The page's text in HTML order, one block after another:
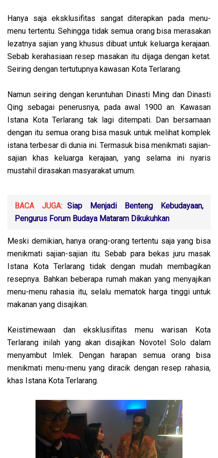
Hanya saja eksklusifitas sangat diterapkan pada menu-
menu tertentu. Sehingga tidak semua orang bisa merasakan
lezatnya sajian yang khusus dibuat untuk keluarga kerajaan.
Sebab kerahasiaan resep masakan itu dijaga dengan ketat.
Seiring dengan tertutupnya kawasan Kota Terlarang.
Namun seiring dengan keruntuhan Dinasti Ming dan Dinasti
Qing sebagai penerusnya, pada awal 1900 an. Kawasan
Istana Kota Terlarang tak lagi ditempati. Dan bersamaan
dengan itu semua orang bisa masuk untuk melihat komplek
istana terbesar di dunia ini. Termasuk bisa menikmati sajian-
sajian khas keluarga kerajaan, yang selama ini nyaris
mustahil dirasakan masyarakat umum.
BACA JUGA: Siap Menjadi Benteng Kebudayaan,
Pengurus Forum Budaya Mataram Dikukuhkan
Meski demikian, hanya orang-orang tertentu saja yang bisa
menikmati sajian-sajian itu. Sebab para bekas juru masak
Istana Kota Terlarang tidak dengan mudah membagikan
resepnya. Bahkan beberapa rumah makan yang menyajikan
menu-menu rahasia itu, selalu mematok harga tinggi untuk
makanan yang disajikan.
Keistimewaan dan eksklusifitas menu warisan Kota
Terlarang inilah yang akan disajikan Novotel Solo dalam
menyambut Imlek. Dengan harapan semua orang bisa
menikmati menu-menu yang diracik dengan resep rahasia,
khas Istana Kota Terlarang.